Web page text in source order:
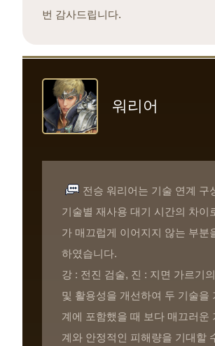
번 감사드립니다.
워리어
전승 워리어는 기술 연계 구
기술별 재사용 대기 시간의 차이
가 매끄럽게 이어지지 않는 부분
하였습니다.
강 : 전진 검술, 진 : 지면 가르기
및 활용성을 개선하여 두 기술을
계에 포함했을 때 보다 매끄러운
계와 안정적인 피해량을 기대할